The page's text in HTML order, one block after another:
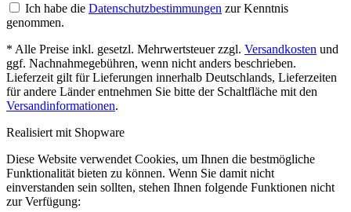
Ich habe die Datenschutzbestimmungen zur Kenntnis
genommen.
* Alle Preise inkl. gesetzl. Mehrwertsteuer zzgl. Versandkosten und
ggf. Nachnahmegebühren, wenn nicht anders beschrieben.
Lieferzeit gilt für Lieferungen innerhalb Deutschlands, Lieferzeiten
für andere Länder entnehmen Sie bitte der Schaltfläche mit den
Versandinformationen.
Realisiert mit Shopware
Diese Website verwendet Cookies, um Ihnen die bestmögliche
Funktionalität bieten zu können. Wenn Sie damit nicht
einverstanden sein sollten, stehen Ihnen folgende Funktionen nicht
zur Verfügung: